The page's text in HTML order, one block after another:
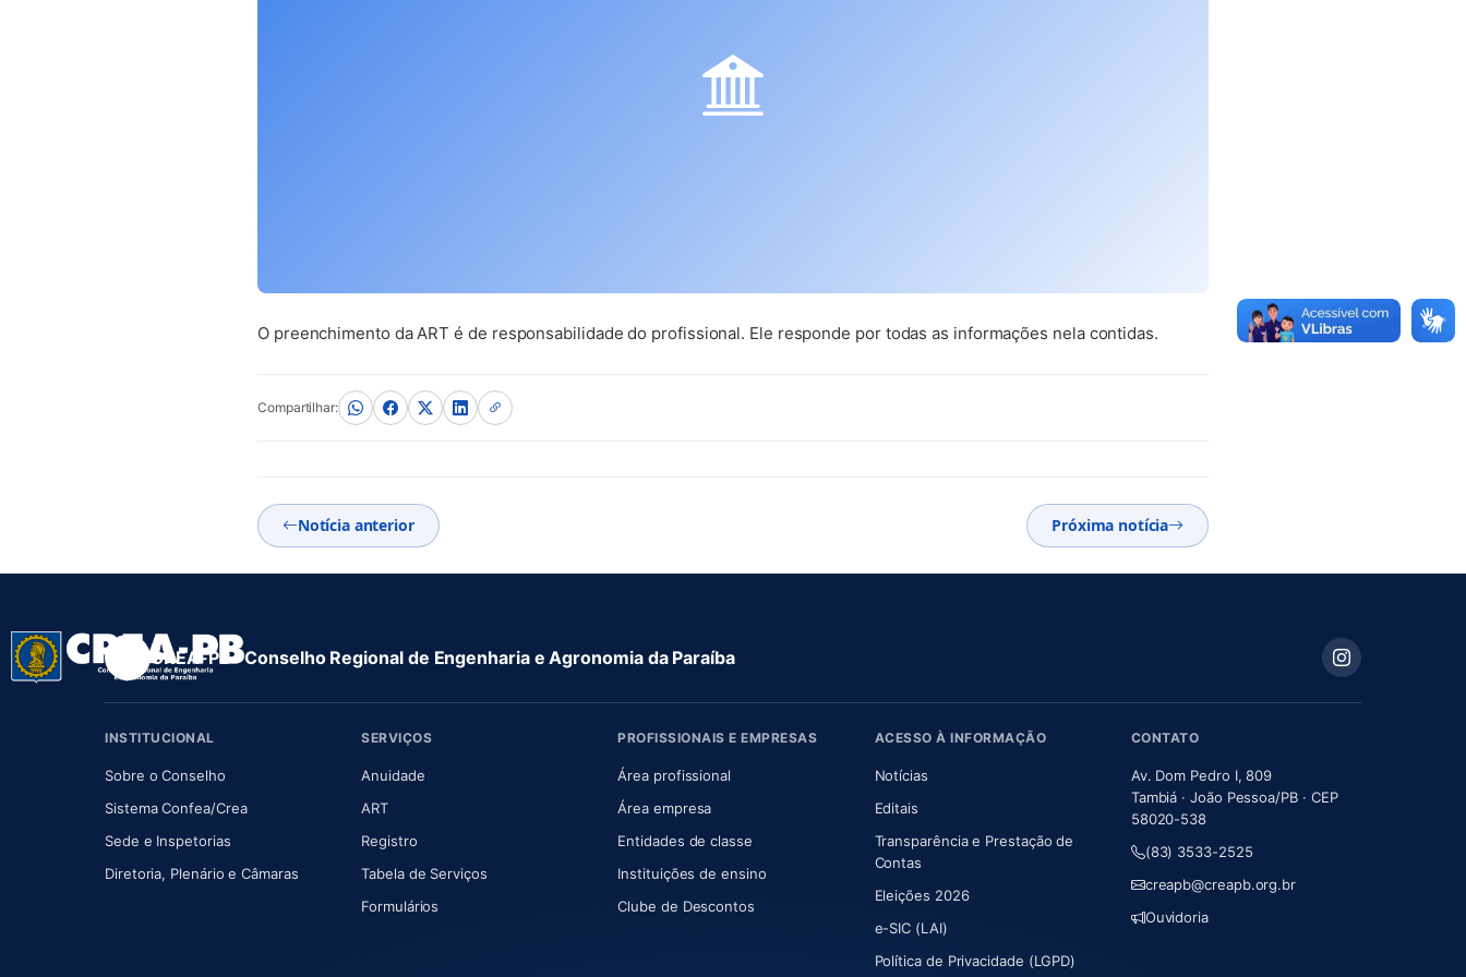
O preenchimento da ART é de responsabilidade do profissional. Ele responde por todas as informações nela contidas.
Compartilhar:
Notícia anterior Próxima notícia
CREA-PB · Conselho Regional de Engenharia e Agronomia da Paraíba
INSTITUCIONAL
Sobre o Conselho(abre em nova aba)
Sistema Confea/Crea(abre em nova aba)
Sede e Inspetorias
Diretoria, Plenário e Câmaras(abre em nova aba)
SERVIÇOS
Anuidade(abre em nova aba)
ART(abre em nova aba)
Registro
Tabela de Serviços
Formulários
PROFISSIONAIS E EMPRESAS
Área profissional
Área empresa
Entidades de classe
Instituições de ensino
Clube de Descontos
ACESSO À INFORMAÇÃO
Notícias
Editais
Transparência e Prestação de
Contas
Eleições 2026
e-SIC (LAI)
Política de Privacidade (LGPD)
CONTATO
Av. Dom Pedro I, 809
Tambiá · João Pessoa/PB · CEP
58020-538
(83) 3533-2525
creapb@creapb.org.br
Ouvidoria